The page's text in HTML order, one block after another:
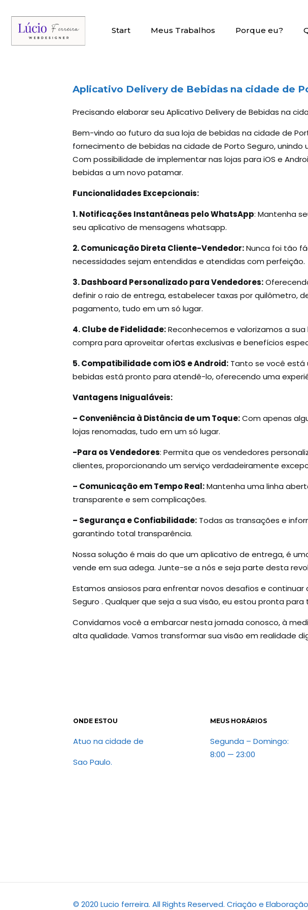
Start Meus Trabalhos Porque eu?
Aplicativo Deliveryde Bebidas na cidade de
Precisando elaborar seu Aplicativo Delivery de Bebidas na
Bem-vindo ao futuro da sua loja de bebidas na cidade de
fornecimento de bebidas na cidade de Porto Seguro,
Com possibilidade de implementar nas lojas para iOS e
bebidas a um novo patamar.
Funcionalidades Excepcionais:
1. Notificações Instantâneas pelo WhatsApp: Mantenha
seu aplicativo de mensagens whatsapp.
2. Comunicação Direta Cliente-Vendedor:Nunca foi tão
necessidades sejam entendidas e atendidas com perfeição.
3. Dashboard Personalizado para Vendedores:
definir o raio de entrega, estabelecer taxas por quilômetro,
pagamento, tudo em um só lugar.
4. Clube de Fidelidade:Reconhecemos e valorizamos a
compra para aproveitar ofertas exclusivas e benefícios
5. Compatibilidade com iOS e Android:Tanto se você está
bebidas está pronto para atendê-lo, oferecendo uma
Vantagens Inigualáveis:
– Conveniência à Distância de um Toque:Com apenas
lojas renomadas, tudo em um só lugar.
-Para os Vendedores: Permita que os vendedores
clientes, proporcionando um serviço verdadeiramente
– Comunicação em Tempo Real:Mantenha uma linha
transparente e sem complicações.
– Segurança e Confiabilidade:Todas as transações e
garantindo total transparência.
Nossa solução é mais do que um aplicativo de entrega, é
vende em sua adega. Junte-se a nós e seja parte desta
Estamos ansiosos para enfrentar novos desafios e
Seguro . Qualquer que seja a sua visão, eu estou pronta
Convidamos você a embarcar nesta jornada conosco, à
alta qualidade. Vamos transformar sua visão em realidade
ONDE ESTOU
Atuo na cidade de
Sao Paulo.
MEUS HORÁRIOS
Segunda – Domingo:
8:00 — 23:00
© 2020 Lucio ferreira. All Rights Reserved. Criação e